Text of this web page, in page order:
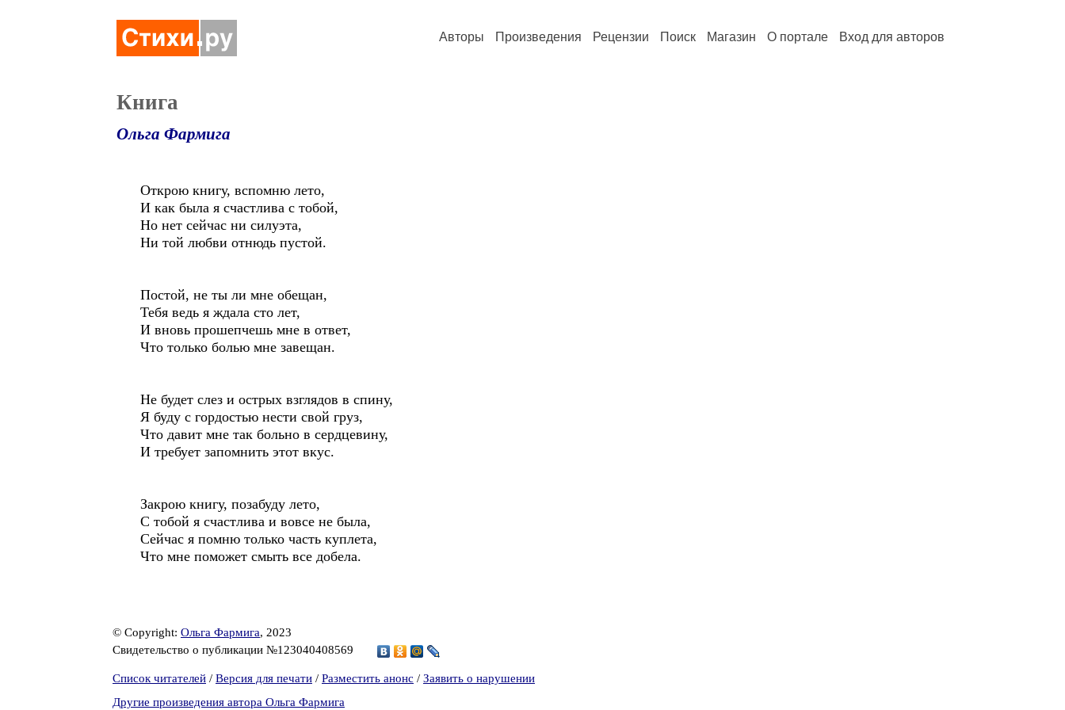
Авторы Произведения Рецензии Поиск Магазин О портале Вход для авторов
Книга
Ольга Фармига
Открою книгу, вспомню лето,
И как была я счастлива с тобой,
Но нет сейчас ни силуэта,
Ни той любви отнюдь пустой.
Постой, не ты ли мне обещан,
Тебя ведь я ждала сто лет,
И вновь прошепчешь мне в ответ,
Что только болью мне завещан.
Не будет слез и острых взглядов в спину,
Я буду с гордостью нести свой груз,
Что давит мне так больно в сердцевину,
И требует запомнить этот вкус.
Закрою книгу, позабуду лето,
С тобой я счастлива и вовсе не была,
Сейчас я помню только часть куплета,
Что мне поможет смыть все добела.
© Copyright: Ольга Фармига, 2023
Свидетельство о публикации №123040408569
Список читателей / Версия для печати / Разместить анонс / Заявить о нарушении
Другие произведения автора Ольга Фармига